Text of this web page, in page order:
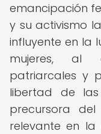
emancipación
y su activismo
influyente en la
mujeres, al
patriarcales y
libertad de
precursora del
relevante en